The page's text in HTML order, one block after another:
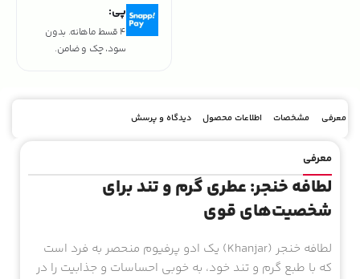
پی:
4 قسط ماهانه. بدون
سود، چک و ضامن.
معرفی مشخصات اطلاعات محصول دیدگاه و پرسش
معرفی
لطافه خنجر: عطری گرم و تند برای
شخصیت‌های قوی
لطافه خنجر (Khanjar) یک ادو پرفیوم منحصر به فرد است
که با طبع گرم و تند خود، به خوبی احساسات و جذابیت را در